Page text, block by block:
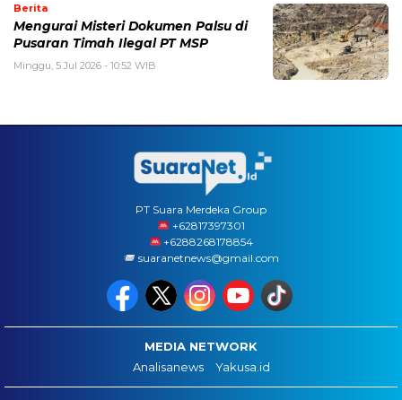
Berita
Mengurai Misteri Dokumen Palsu di
Pusaran Timah Ilegal PT MSP
Minggu, 5 Jul 2026 - 10:52 WIB
PT Suara Merdeka Group
‪+62817397301
+6288268178854
suaranetnews@gmail.com
MEDIA NETWORK
Analisanews
Yakusa.id